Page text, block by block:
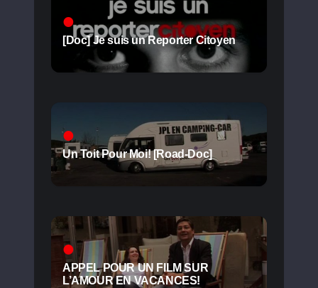
[Doc] Je suis un Reporter Citoyen
Un Toit Pour Moi! [Road-Doc]
APPEL POUR UN FILM SUR
L’AMOUR EN VACANCES!